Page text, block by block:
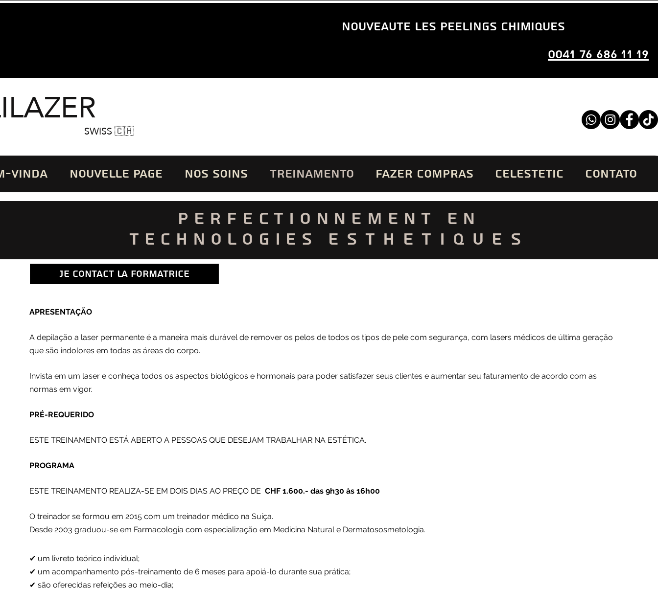
nouveaute les peelings chimiques
0041 76 686 11 19
SWISS 🇨🇭
VINDA Nouvelle page NOS SOINS TREINAMENTO FAZER COMPRAS CELESTETIC CONTATO
perfectionnement en
technologies esthetiques
je contact la formatrice
APRESENTAÇÃO
A depilação a laser permanente é a maneira mais durável de remover os pelos de todos os tipos de pele com segurança, com lasers médicos de última geração
que são indolores em todas as áreas do corpo.
Invista em um laser e conheça todos os aspectos biológicos e hormonais para poder satisfazer seus clientes e aumentar seu faturamento de acordo com as
normas em vigor.
PRÉ-REQUERIDO
ESTE TREINAMENTO ESTÁ ABERTO A PESSOAS QUE DESEJAM TRABALHAR NA ESTÉTICA.
PROGRAMA
ESTE TREINAMENTO REALIZA-SE EM DOIS DIAS AO PREÇO DE CHF 1.600.- das 9h30 às 16h00
O treinador se formou em 2015 com um treinador médico na Suíça.
Desde 2003 graduou-se em Farmacologia com especialização em Medicina Natural e Dermatososmetologia.
✔ um livreto teórico individual;
✔ um acompanhamento pós-treinamento de 6 meses para apoiá-lo durante sua prática;
✔ são oferecidas refeições ao meio-dia;